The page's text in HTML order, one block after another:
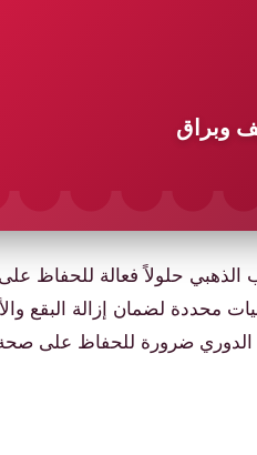
وبراق
حلولاً فعالة للحفاظ على
محددة لضمان إزالة البقع
الدوري ضرورة للحفاظ على